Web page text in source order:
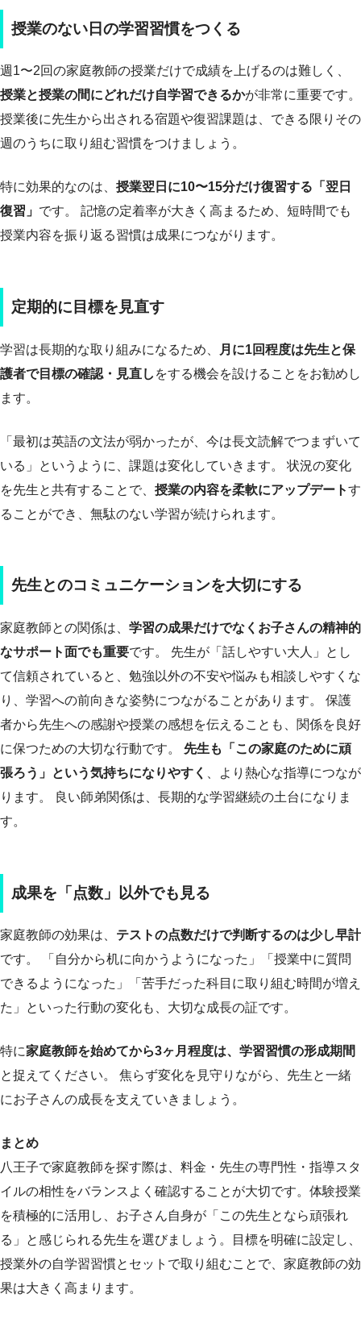
授業のない日の学習習慣をつくる
週1〜2回の家庭教師の授業だけで成績を上げるのは難しく、
授業と授業の間にどれだけ自学習できるかが非常に重要です。
授業後に先生から出される宿題や復習課題は、できる限りその
週のうちに取り組む習慣をつけましょう。
特に効果的なのは、 授業翌日に10〜15分だけ復習する「翌日
復習」 です。 記憶の定着率が大きく高まるため、短時間でも
授業内容を振り返る習慣は成果につながります。
定期的に目標を見直す
学習は長期的な取り組みになるため、
月に1回程度は先生と保
護者で目標の確認・見直し をする機会を設けることをお勧めし
ます。
「最初は英語の文法が弱かったが、今は長文読解でつまずいて
いる」というように、課題は変化していきます。 状況の変化
を先生と共有することで、 授業の内容を柔軟にアップデートす
ることができ、無駄のない学習が続けられます。
先生とのコミュニケーションを大切にする
家庭教師との関係は、 学習の成果だけでなくお子さんの精神的
なサポート面でも重要です。 先生が「話しやすい大人」とし
て信頼されていると、勉強以外の不安や悩みも相談しやすくな
り、学習への前向きな姿勢につながることがあります。 保護
者から先生への感謝や授業の感想を伝えることも、関係を良好
に保つための大切な行動です。 先生も「この家庭のために頑
張ろう」という気持ちになりやすく
、より熱心な指導につなが
ります。 良い師弟関係は、長期的な学習継続の土台になりま
す。
成果を「点数」以外でも見る
家庭教師の効果は、 テストの点数だけで判断するのは少し早計
です。 「自分から机に向かうようになった」「授業中に質問
できるようになった」「苦手だった科目に取り組む時間が増え
た」といった行動の変化も、大切な成長の証です。
特に家庭教師を始めてから3ヶ月程度は、学習習慣の形成期間
と捉えてください。 焦らず変化を見守りながら、先生と一緒
にお子さんの成長を支えていきましょう。
まとめ
八王子で家庭教師を探す際は、料金・先生の専門性・指導スタ
イルの相性をバランスよく確認することが大切です。体験授業
を積極的に活用し、お子さん自身が「この先生となら頑張れ
る」と感じられる先生を選びましょう。目標を明確に設定し、
授業外の自学習習慣とセットで取り組むことで、家庭教師の効
果は大きく高まります。